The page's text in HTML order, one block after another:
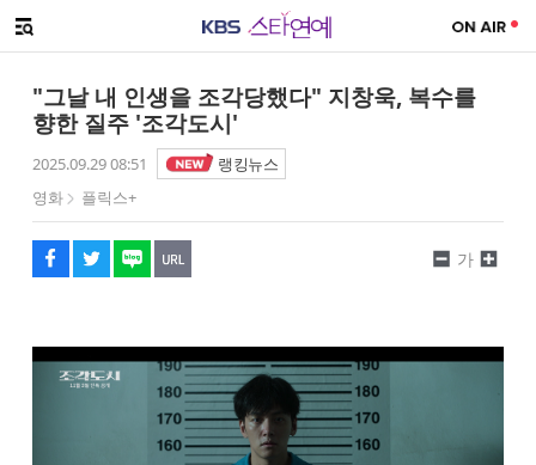
메뉴 열기
"그날 내 인생을 조각당했다" 지창욱, 복수를
향한 질주 '조각도시'
2025.09.29 08:51
랭킹뉴스
영화
플릭스+
페이스북
트위터
네이버
URL복사
글씨 작게보기
가
글씨 크게보기
해시태그